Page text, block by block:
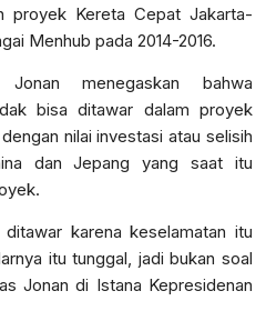
proyek Kereta Cepat Jakarta-
Menhub pada 2014-2016.
menegaskan bahwa
bisa ditawar dalam proyek
nilai investasi atau selisih
dan Jepang yang saat itu
karena keselamatan itu
itu tunggal, jadi bukan soal
Jonan di Istana Kepresidenan